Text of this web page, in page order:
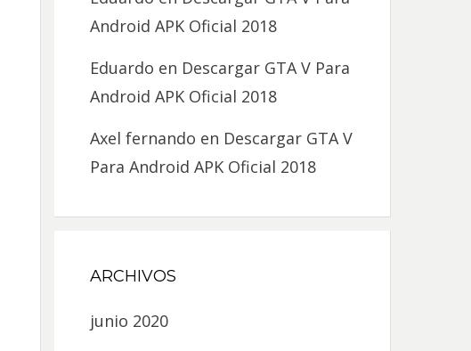
Android APK Oficial 2018
Eduardo en Descargar GTA V Para
Android APK Oficial 2018
Axel fernando en Descargar GTA V
Para Android APK Oficial 2018
ARCHIVOS
junio 2020